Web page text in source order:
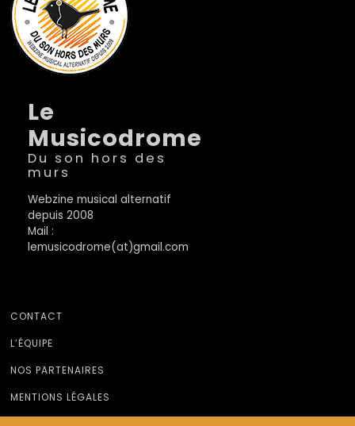
Le
Musicodrome
Du son hors des
murs
Webzine musical alternatif
depuis 2008
Mail :
lemusicodrome(at)gmail.com
CONTACT
L’ÉQUIPE
NOS PARTENAIRES
MENTIONS LÉGALES